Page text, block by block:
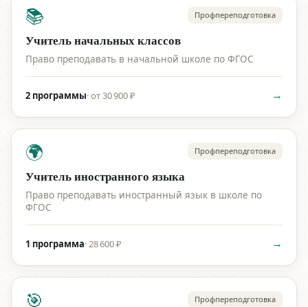
📚 Профпереподготовка
Учитель начальных классов
Право преподавать в начальной школе по ФГОС
2 программы·от 30 900 ₽ →
🌍 Профпереподготовка
Учитель иностранного языка
Право преподавать иностранный язык в школе по
ФГОС
1 программа· 28 600 ₽ →
🎯 Профпереподготовка